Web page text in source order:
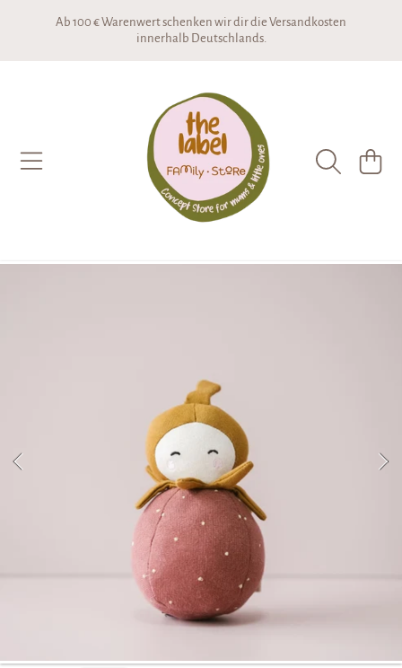
DIREKT ZUM INHALT
Ab 100 € Warenwert schenken wir dir die Versandkosten
innerhalb Deutschlands.